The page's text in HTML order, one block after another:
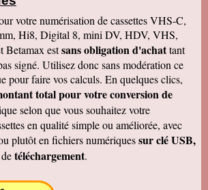
ans, et de notre mariage... Merci
Bien cordialement PS / je ne
pas de recommander votre
la K7 et les DVD, c'est parfait.
le DVD et le son est parfait. Je
de vos efforts. Bien cordialement
votre COLIS - Travail fénoménal que
d'entreprendre !!!!!!!!!!!!! Le disque
CD/DVD fonctionnement
........ Je vais entreprendre
votre numérisation de cassettes VHS-C,
Hi8, Digital 8, mini DV, HDV, VHS,
estsans obligation d'achattant
signé. Utilisez donc sans modération ce
pour faire vos calculs. En quelques clics,
total pour votre conversion de
selon que vous souhaitez votre
en qualité simple ou améliorée, avec
plutôt en fichiers numériquessur clé USB,
téléchargement.